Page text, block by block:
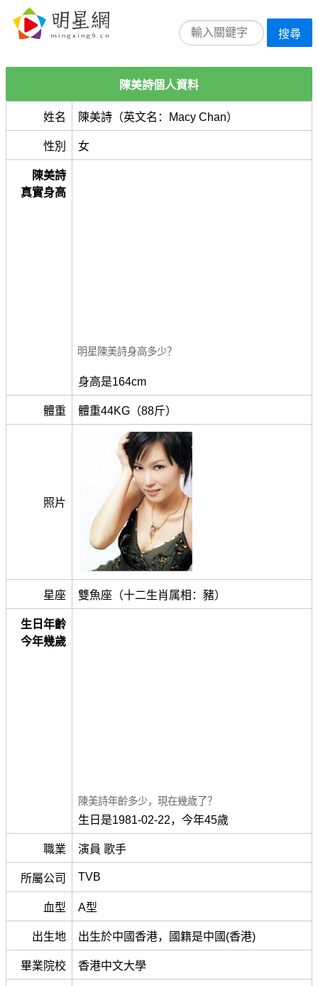
搜尋
陳美詩個人資料
姓名 陳美詩（英文名：Macy Chan）
性別 女
陳美詩
真實身高
明星陳美詩身高多少？
身高是164cm
體重 體重44KG（88斤）
照片
星座 雙魚座（十二生肖属相：豬）
生日年齡
今年幾歲
陳美詩年齡多少，現在幾歲了？
生日是1981-02-22，今年45歲
職業 演員 歌手
所屬公司 TVB
血型 A型
出生地 出生於中國香港，國籍是中國(香港)
畢業院校 香港中文大學